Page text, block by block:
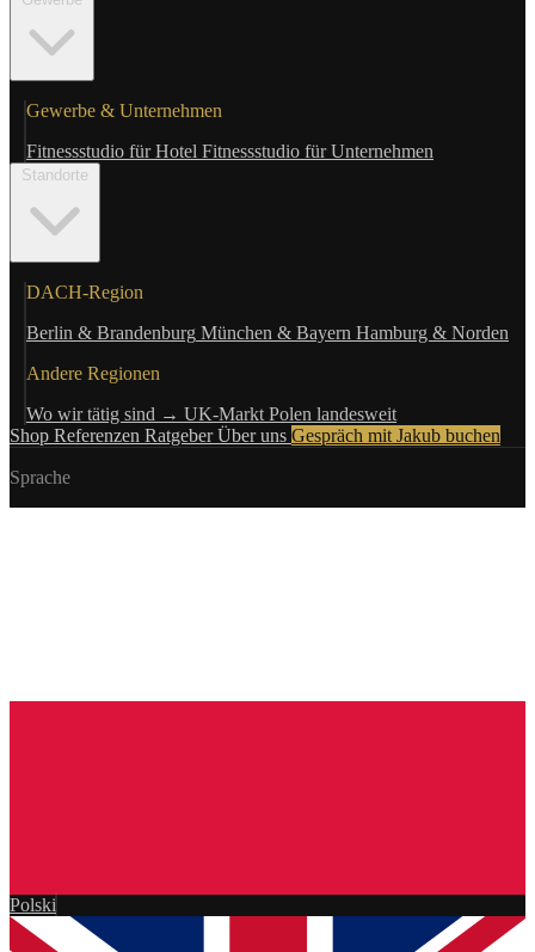
Gewerbe & Unternehmen
Fitnessstudio für Hotel Fitnessstudio für Unternehmen
Standorte
DACH-Region
Berlin & Brandenburg München & Bayern Hamburg & Norden
Andere Regionen
Wo wir tätig sind → UK-Markt Polen landesweit
Shop Referenzen RatgeberÜber uns Gespräch mit Jakub buchen
Sprache
Polski